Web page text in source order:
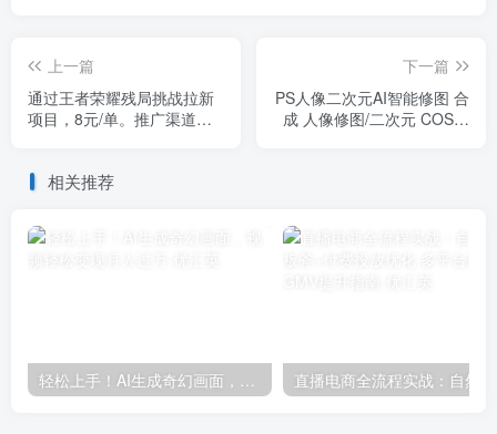
上一篇
通过王者荣耀残局挑战拉新
项目，8元/单。推广渠道多
下一篇
PS人像二次元AI智能修图 合
成 人像修图/二次元 COS合
相关推荐
轻松上手！AI生成奇幻画面，视频轻松变现月入过万